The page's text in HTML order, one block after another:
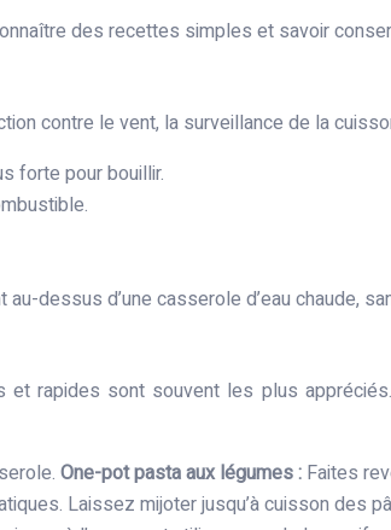
des recettes simples et savoir
contre le vent, la surveillance de la
forte pour bouillir.
dessus d’une casserole d’eau chaude,
rapides sont souvent les plus
One-pot pasta aux légumes : Faites
Laissez mijoter jusqu’à cuisson des